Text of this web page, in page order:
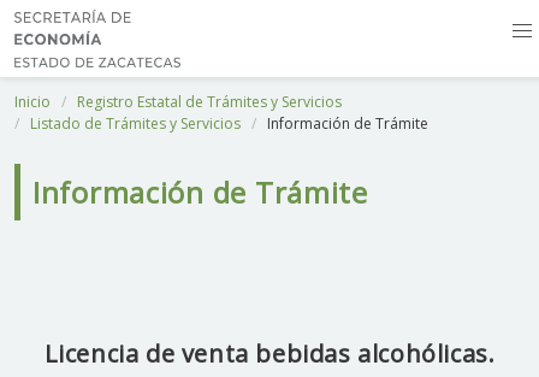
Inicio
Registro Estatal de Trámites y Servicios
Listado de Trámites y Servicios
Información de Trámite
Información de Trámite
Licencia de venta bebidas alcohólicas.